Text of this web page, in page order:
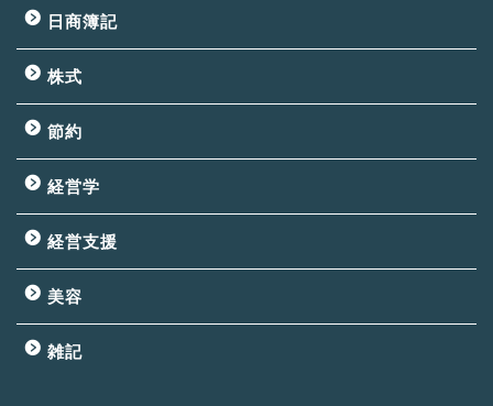
日商簿記
株式
節約
経営学
経営支援
美容
雑記